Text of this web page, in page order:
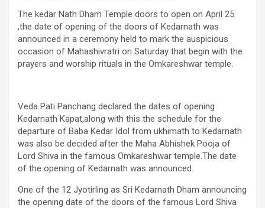
The kedar Nath Dham Temple doors to open on April 25
,the date of opening of the doors of Kedarnath was
announced in a ceremony held to mark the auspicious
occasion of Mahashivratri on Saturday that begin with the
prayers and worship rituals in the Omkareshwar temple.
Veda Pati Panchang declared the dates of opening
Kedarnath Kapat,along with this the schedule for the
departure of Baba Kedar Idol from ukhimath to Kedarnath
was also be decided after the Maha Abhishek Pooja of
Lord Shiva in the famous Omkareshwar temple.The date
of the opening of Kedarnath was announced.
One of the 12 Jyotirling as Sri Kedarnath Dham announcing
the opening date of the doors of the famous Lord Shiva